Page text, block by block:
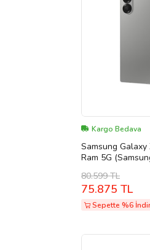
Kargo Bedava
Samsung Galaxy
Ram 5G
80.599 TL
75.875 TL
Sepette %6